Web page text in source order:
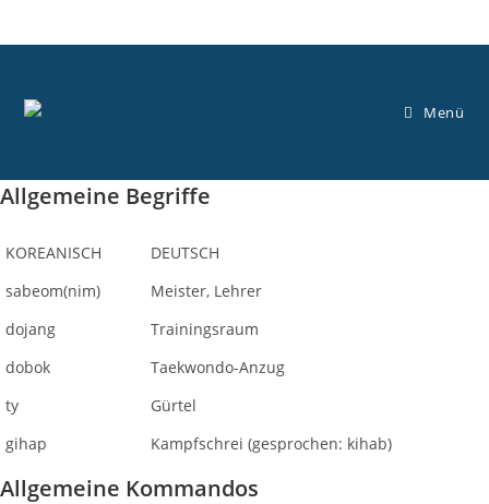
Inhalt
Menü
Allgemeine Begriffe
KOREANISCH
DEUTSCH
sabeom(nim)
Meister, Lehrer
dojang
Trainingsraum
dobok
Taekwondo-Anzug
ty
Gürtel
gihap
Kampfschrei (gesprochen: kihab)
Allgemeine Kommandos